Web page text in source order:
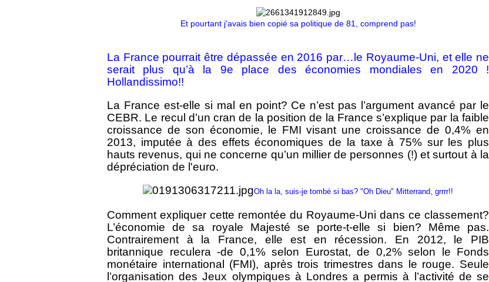
Et pourtant j'avais bien copié sa politique de 81, comprend pas!
La France pourrait être dépassée en 2016 par…le Royaume-Uni, et elle ne
serait plus qu’à la 9e place des économies mondiales en 2020 !
Hollandissimo!!
La France est-elle si mal en point? Ce n’est pas l’argument avancé par le
CEBR. Le recul d’un cran de la position de la France s’explique par la faible
croissance de son économie, le FMI visant une croissance de 0,4% en
2013, imputée à des effets économiques de la taxe à 75% sur les plus
hauts revenus, qui ne concerne qu’un millier de personnes (!) et surtout à la
dépréciation de l'euro.
Oh la la, suis-je tombé si bas? "Oh Dieu" Mitterrand, grrrr!!
Comment expliquer cette remontée du Royaume-Uni dans ce classement?
L’économie de sa royale Majesté se porte-t-elle si bien? Même pas.
Contrairement à la France, elle est en récession. En 2012, le PIB
britannique reculera -de 0,1% selon Eurostat, de 0,2% selon le Fonds
monétaire international (FMI), après trois trimestres dans le rouge. Seule
l’organisation des Jeux olympiques à Londres a permis à l’activité de se